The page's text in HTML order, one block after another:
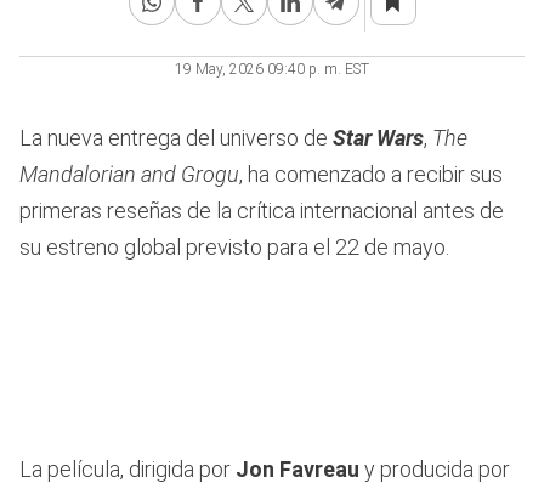
19 May, 2026 09:40 p. m. EST
La nueva entrega del universo de Star Wars, The
Mandalorian and Grogu, ha comenzado a recibir sus
primeras reseñas de la crítica internacional antes de
su estreno global previsto para el 22 de mayo.
La película, dirigida por Jon Favreau y producida por